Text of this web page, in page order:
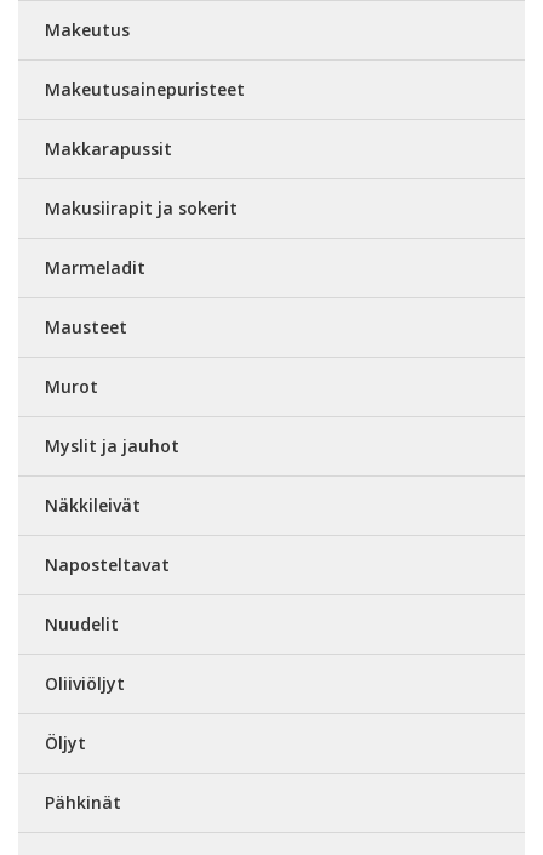
Makeutus
Makeutusainepuristeet
Makkarapussit
Makusiirapit ja sokerit
Marmeladit
Mausteet
Murot
Myslit ja jauhot
Näkkileivät
Naposteltavat
Nuudelit
Oliiviöljyt
Öljyt
Pähkinät